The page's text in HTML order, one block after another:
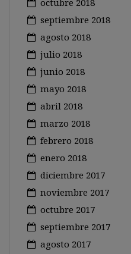
octubre 2018
septiembre 2018
agosto 2018
julio 2018
junio 2018
mayo 2018
abril 2018
marzo 2018
febrero 2018
enero 2018
diciembre 2017
noviembre 2017
octubre 2017
septiembre 2017
agosto 2017